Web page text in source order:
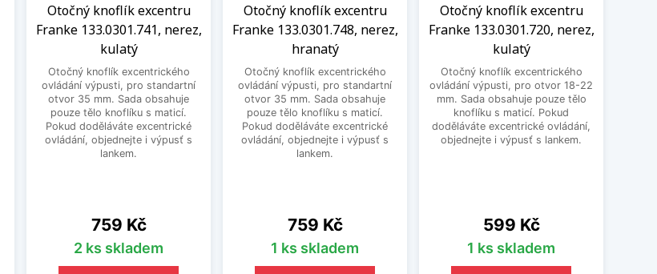
Otočný knoflík excentru
Franke 133.0301.741, nerez,
kulatý
Otočný knoflík excentrického
ovládání výpusti, pro standartní
otvor 35 mm. Sada obsahuje
pouze tělo knoflíku s maticí.
Pokud doděláváte excentrické
ovládání, objednejte i výpusť s
lankem.
Cena
759 Kč
2 ks skladem
Otočný knoflík excentru
Franke 133.0301.748, nerez,
hranatý
Otočný knoflík excentrického
ovládání výpusti, pro standartní
otvor 35 mm. Sada obsahuje
pouze tělo knoflíku s maticí.
Pokud doděláváte excentrické
ovládání, objednejte i výpusť s
lankem.
Cena
759 Kč
1 ks skladem
Otočný knoflík excentru
Franke 133.0301.720, nerez,
kulatý
Otočný knoflík excentrického
ovládání výpusti, pro otvor 18-22
mm. Sada obsahuje pouze tělo
knoflíku s maticí. Pokud
doděláváte excentrické ovládání,
objednejte i výpusť s lankem.
Cena
599 Kč
1 ks skladem